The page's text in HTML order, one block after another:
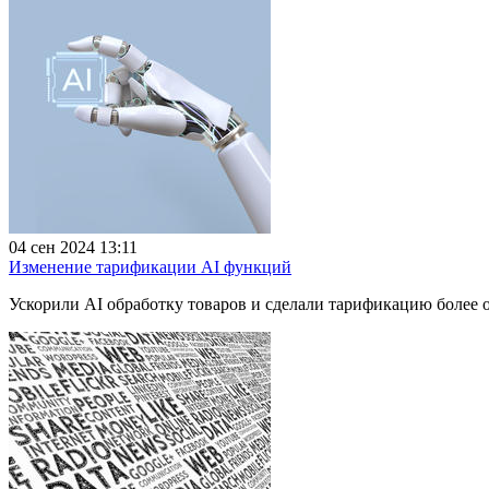
04 сен 2024 13:11
Изменение тарификации AI функций
Ускорили AI обработку товаров и сделали тарификацию более